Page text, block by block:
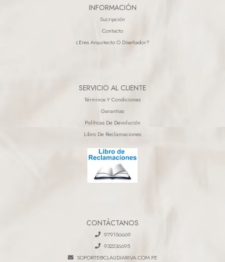
INFORMACIÓN
Sucripción
Contacto
¿eres Arquitecto O Diseñador?
SERVICIO AL CLIENTE
Términos Y Condiciones
Garantias
Políticas De Devolución
Libro De Reclamaciones
CONTÁCTANOS
979156669
932236695
SOPORTE@CLAUDIARIVA.COM.PE